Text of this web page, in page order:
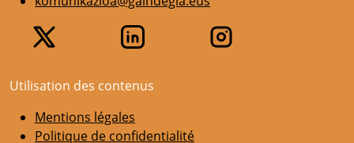
Utilisation des contenus
Mentions légales
Politique de confidentialité